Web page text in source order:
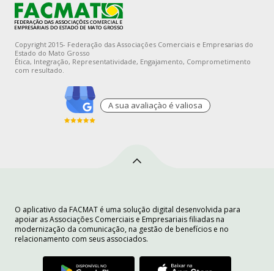
Copyright 2015- Federação das Associações Comerciais e Empresarias do
Estado do Mato Grosso
Ética, Integração, Representatividade, Engajamento, Comprometimento
com resultado.
A sua avaliaçào é valiosa
O aplicativo da FACMAT é uma solução digital desenvolvida para
apoiar as Associações Comerciais e Empresariais filiadas na
modernização da comunicação, na gestão de benefícios e no
relacionamento com seus associados.